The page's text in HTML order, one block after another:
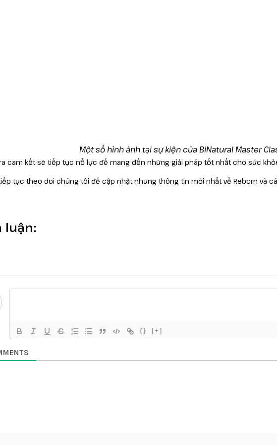
Một số hình ảnh tại sự kiện của BiNatural Master
cam kết sẽ tiếp tục nỗ lực để mang đến những giải pháp tốt nhất cho sức
tục theo dõi chúng tôi để cập nhật những thông tin mới nhất về Reborn và
luận:
{} [+]